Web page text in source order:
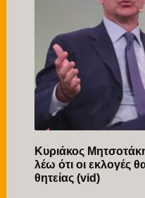
Κυριάκος
λέω ότι οι εκλογές
θητείας (vid)